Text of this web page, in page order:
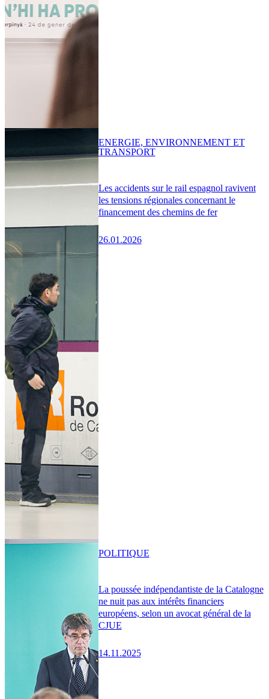
Les accidents sur le rail espagnol ravivent
les tensions régionales concernant le
financement des chemins de fer
26.01.2026
ENERGIE, ENVIRONNEMENT ET
TRANSPORT
La poussée indépendantiste de la Catalogne
ne nuit pas aux intérêts financiers
européens, selon un avocat général de la
CJUE
14.11.2025
POLITIQUE